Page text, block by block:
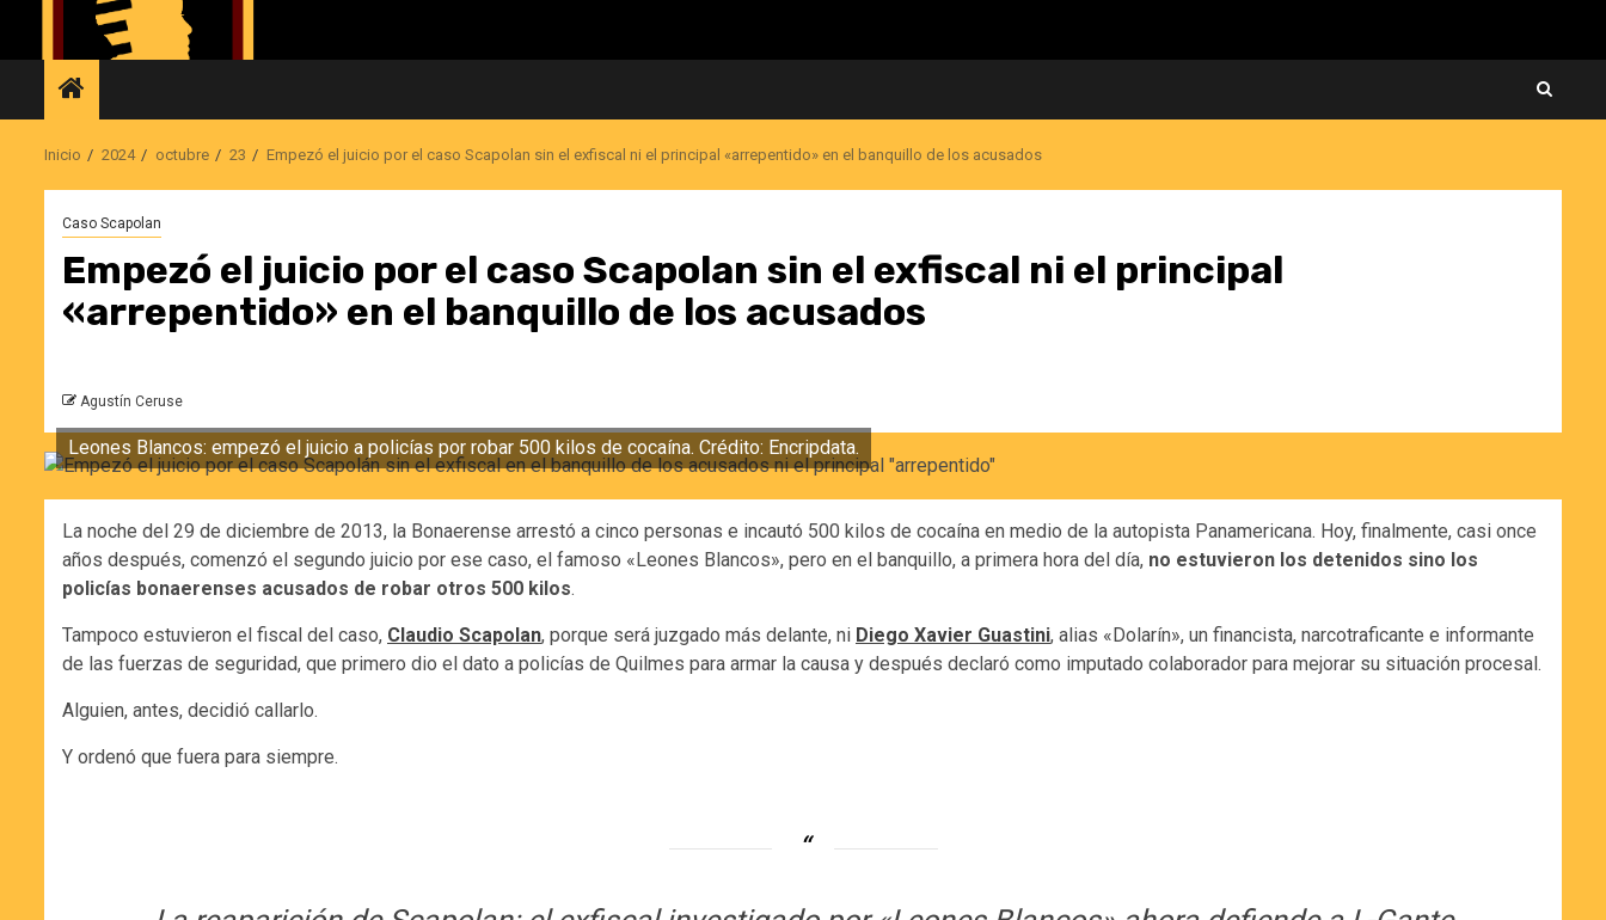
Inicio 2024 octubre 23 Empezó el juicio por el caso Scapolan sin el exfiscal ni el principal «arrepentido» en el banquillo de los acusados
Caso Scapolan
Empezó el juicio por el caso Scapolan sin el exfiscal ni el principal
«arrepentido» en el banquillo de los acusados
Agustín Ceruse
Leones Blancos: empezó el juicio a policías por robar 500 kilos de cocaína. Crédito: Encripdata.
La noche del 29 de diciembre de 2013, la Bonaerense arrestó a cinco personas e incautó 500 kilos de cocaína en medio de la autopista Panamericana. Hoy, finalmente, casi once
años después, comenzó el segundo juicio por ese caso, el famoso «Leones Blancos», pero en el banquillo, a primera hora del día, no estuvieron los detenidos sino los
policías bonaerenses acusados de robar otros 500 kilos.
Tampoco estuvieron el fiscal del caso, Claudio Scapolan, porque será juzgado más delante, ni Diego Xavier Guastini, alias «Dolarín», un financista, narcotraficante e informante
de las fuerzas de seguridad, que primero dio el dato a policías de Quilmes para armar la causa y después declaró como imputado colaborador para mejorar su situación procesal.
Alguien, antes, decidió callarlo.
Y ordenó que fuera para siempre.